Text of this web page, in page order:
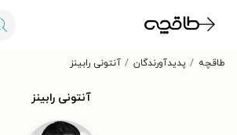
طاقچه پدیدآورندگان آنتونی رابینز
آنتونی رابینز